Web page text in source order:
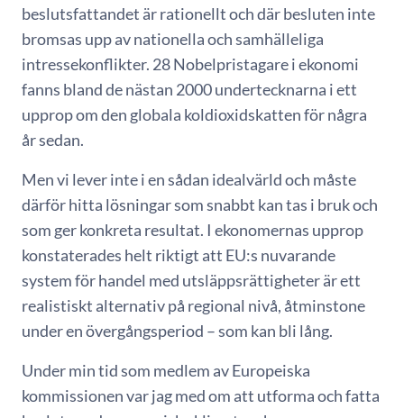
beslutsfattandet är rationellt och där besluten inte
bromsas upp av nationella och samhälleliga
intressekonflikter. 28 Nobelpristagare i ekonomi
fanns bland de nästan 2000 undertecknarna i ett
upprop om den globala koldioxidskatten för några
år sedan.
Men vi lever inte i en sådan idealvärld och måste
därför hitta lösningar som snabbt kan tas i bruk och
som ger konkreta resultat. I ekonomernas upprop
konstaterades helt riktigt att EU:s nuvarande
system för handel med utsläppsrättigheter är ett
realistiskt alternativ på regional nivå, åtminstone
under en övergångsperiod – som kan bli lång.
Under min tid som medlem av Europeiska
kommissionen var jag med om att utforma och fatta